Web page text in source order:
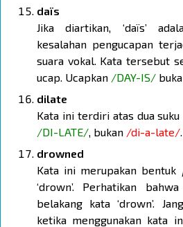
daïs
Jika diartikan, ‘daïs’
kesalahan pengucapan
suara vokal. Kata tersebut
ucap. Ucapkan /DAY-IS/
dilate
Kata ini terdiri atas dua suku
/DI-LATE/, bukan /di-a-late/.
drowned
Kata ini merupakan bentuk
‘drown’. Perhatikan
belakang kata ‘drown’.
ketika menggunakan kata